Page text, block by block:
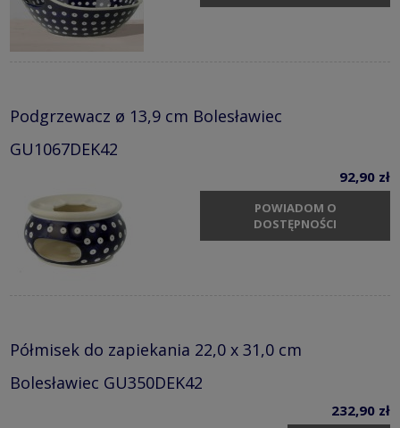
Podgrzewacz ø 13,9 cm Bolesławiec
GU1067DEK42
92,90 zł
POWIADOM O
DOSTĘPNOŚCI
Półmisek do zapiekania 22,0 x 31,0 cm
Bolesławiec GU350DEK42
232,90 zł